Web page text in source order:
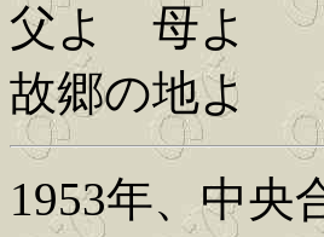
父よ 母よ
故郷の地よ
1953年、中央